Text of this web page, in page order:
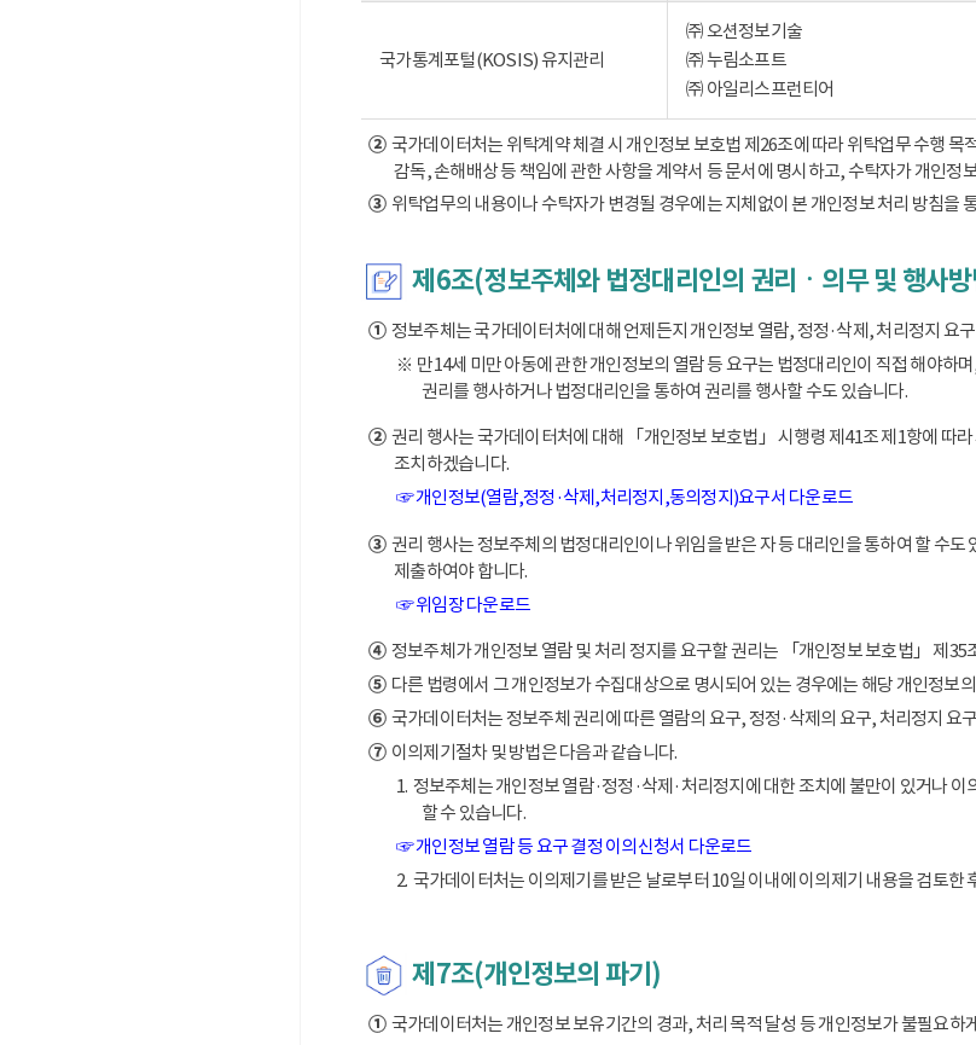
국가통계포털(KOSIS) 유지관리
㈜ 오션정보기술
㈜ 누림소프트
㈜ 아일리스프런티어
②국가데이터처는 위탁계약 체결 시 개인정보 보호법 제26조에 따라 위탁업무 수행
감독, 손해배상 등 책임에 관한 사항을 계약서 등 문서에 명시하고, 수탁자가 개인정
③위탁업무의 내용이나 수탁자가 변경될 경우에는 지체없이 본 개인정보 처리 방침을
제6조(정보주체와 법정대리인의 권리ㆍ의무 및 행사
①정보주체는 국가데이터처에 대해 언제든지 개인정보 열람, 정정·삭제, 처리정지 요
※ 만14세 미만 아동에 관한 개인정보의 열람 등 요구는 법정대리인이 직접 해야하
권리를 행사하거나 법정대리인을 통하여 권리를 행사할 수도 있습니다.
②권리 행사는 국가데이터처에 대해 「개인정보 보호법」 시행령 제41조 제1항에 따
조치하겠습니다.
☞ 개인정보(열람,정정·삭제,처리정지,동의정지)요구서 다운로드
③권리 행사는 정보주체의 법정대리인이나 위임을 받은 자 등 대리인을 통하여 할 수
제출하여야 합니다.
☞ 위임장 다운로드
④정보주체가 개인정보 열람 및 처리 정지를 요구할 권리는 「개인정보 보호법」 제35
⑤다른 법령에서 그 개인정보가 수집대상으로 명시되어 있는 경우에는 해당 개인정보
⑥국가데이터처는 정보주체 권리에 따른 열람의 요구, 정정·삭제의 요구, 처리정지 요
⑦이의제기절차 및 방법은 다음과 같습니다.
1. 정보주체는 개인정보 열람·정정·삭제·처리정지에 대한 조치에 불만이 있거나
할 수 있습니다.
☞ 개인정보 열람 등 요구 결정 이의신청서 다운로드
2. 국가데이터처는 이의제기를 받은 날로부터 10일 이내에 이의제기 내용을 검토한
제7조(개인정보의 파기)
①국가데이터처는 개인정보 보유기간의 경과, 처리 목적 달성 등 개인정보가 불필요하